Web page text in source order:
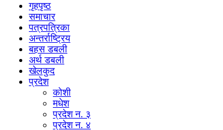
गृहपृष्‍ठ
समाचार
पत्रपत्रिका
अन्तर्राष्ट्रिय
बहस डबली
अर्थ डबली
खेलकुद
प्रदेश
कोशी
मधेश
प्रदेश न. ३
प्रदेश न. ४